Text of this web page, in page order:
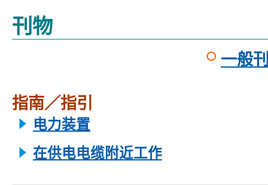
始
刊物
一般
指南／指引
电力装置
在供电电缆附近工作